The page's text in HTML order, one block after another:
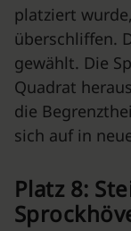
platziert wurde,
überschliffen.
gewählt. Die
Quadrat
die
sich auf in
Platz 8: